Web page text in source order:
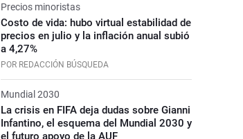
Precios minoristas
Costo de vida: hubo virtual estabilidad de
precios en julio y la inflación anual subió
a 4,27%
POR REDACCIÓN BÚSQUEDA
Mundial 2030
La crisis en FIFA deja dudas sobre Gianni
Infantino, el esquema del Mundial 2030 y
el futuro apoyo de la AUF